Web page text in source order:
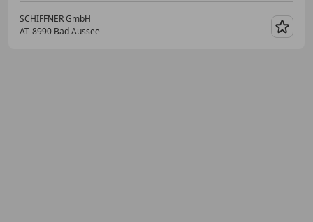
SCHIFFNER GmbH
AT-8990 Bad Aussee